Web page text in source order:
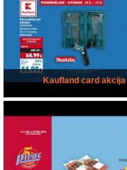
Kaufland card akcija